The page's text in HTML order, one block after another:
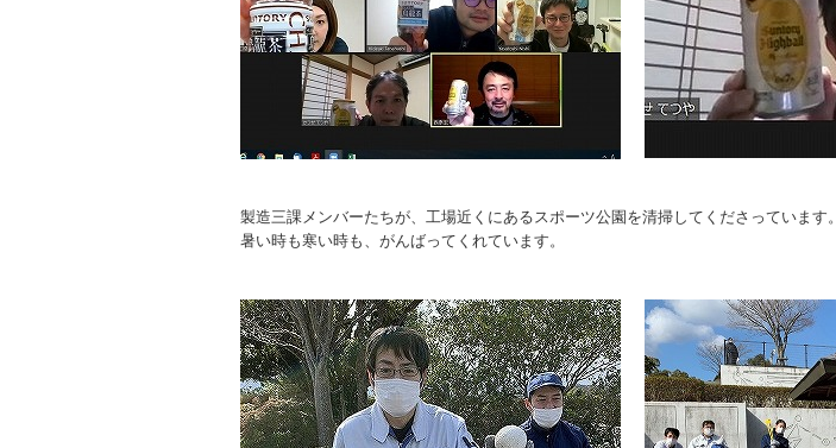
製造三課メンバーたちが、工場近くにあるスポーツ公園を清掃してくださっています。
暑い時も寒い時も、がんばってくれています。